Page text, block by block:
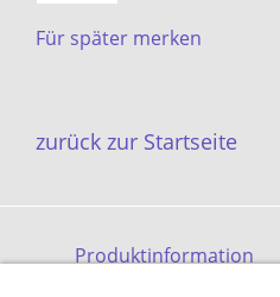
Für später merken
zurück zur Startseite
Produktinformation